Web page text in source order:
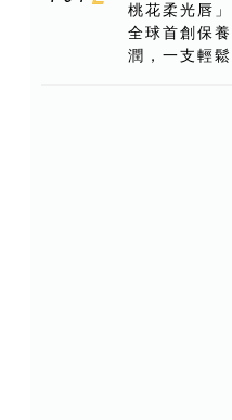
桃花柔光唇
全球首創保
潤，一支輕